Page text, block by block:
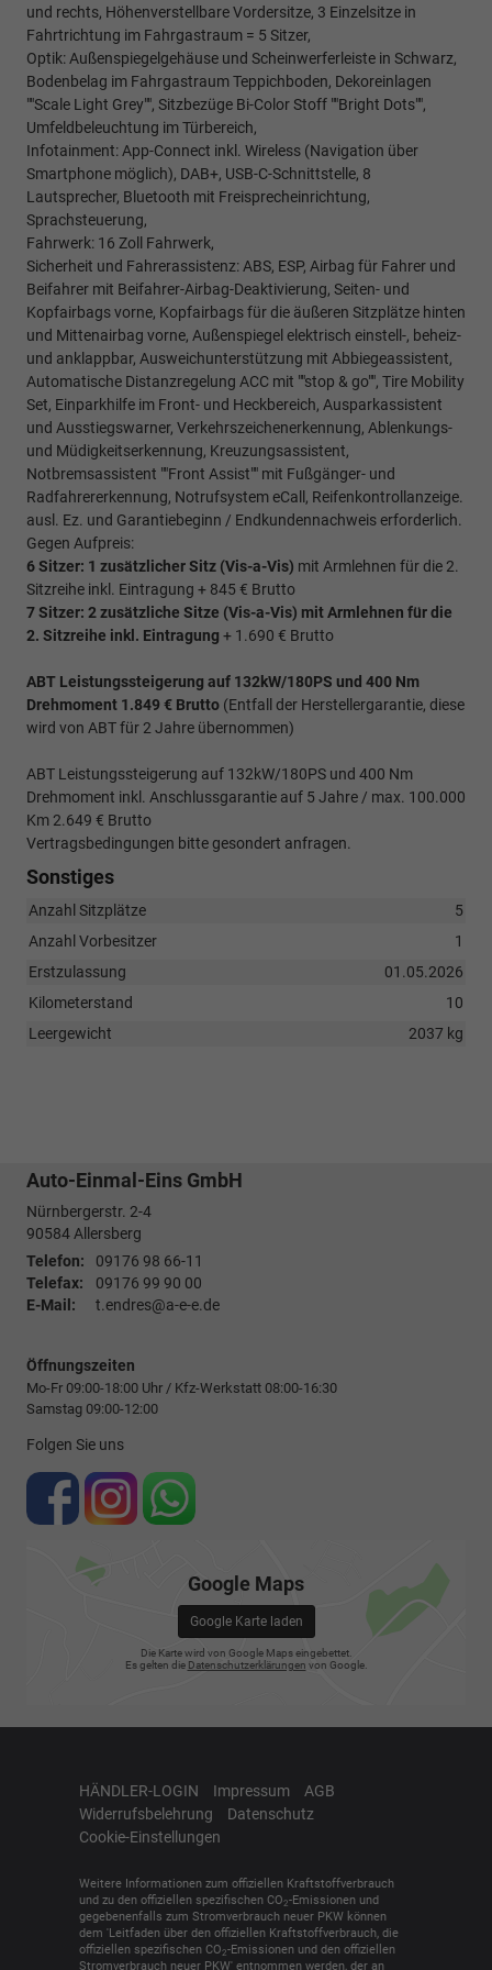
und rechts, Höhenverstellbare Vordersitze, 3 Einzelsitze in
Fahrtrichtung im Fahrgastraum = 5 Sitzer,
Optik: Außenspiegelgehäuse und Scheinwerferleiste in Schwarz,
Bodenbelag im Fahrgastraum Teppichboden, Dekoreinlagen
""Scale Light Grey"", Sitzbezüge Bi-Color Stoff ""Bright Dots"",
Umfeldbeleuchtung im Türbereich,
Infotainment: App-Connect inkl. Wireless (Navigation über
Smartphone möglich), DAB+, USB-C-Schnittstelle, 8
Lautsprecher, Bluetooth mit Freisprecheinrichtung,
Sprachsteuerung,
Fahrwerk: 16 Zoll Fahrwerk,
Sicherheit und Fahrerassistenz: ABS, ESP, Airbag für Fahrer und
Beifahrer mit Beifahrer-Airbag-Deaktivierung, Seiten- und
Kopfairbags vorne, Kopfairbags für die äußeren Sitzplätze hinten
und Mittenairbag vorne, Außenspiegel elektrisch einstell-, beheiz-
und anklappbar, Ausweichunterstützung mit Abbiegeassistent,
Automatische Distanzregelung ACC mit ""stop & go"", Tire Mobility
Set, Einparkhilfe im Front- und Heckbereich, Ausparkassistent
und Ausstiegswarner, Verkehrszeichenerkennung, Ablenkungs-
und Müdigkeitserkennung, Kreuzungsassistent,
Notbremsassistent ""Front Assist"" mit Fußgänger- und
Radfahrererkennung, Notrufsystem eCall, Reifenkontrollanzeige.
ausl. Ez. und Garantiebeginn / Endkundennachweis erforderlich.
Gegen Aufpreis:
6 Sitzer: 1 zusätzlicher Sitz (Vis-a-Vis) mit Armlehnen für die 2.
Sitzreihe inkl. Eintragung + 845 € Brutto
7 Sitzer: 2 zusätzliche Sitze (Vis-a-Vis) mit Armlehnen für die
2. Sitzreihe inkl. Eintragung + 1.690 € Brutto
ABT Leistungssteigerung auf 132kW/180PS und 400 Nm
Drehmoment 1.849 € Brutto (Entfall der Herstellergarantie, diese
wird von ABT für 2 Jahre übernommen)
ABT Leistungssteigerung auf 132kW/180PS und 400 Nm
Drehmoment inkl. Anschlussgarantie auf 5 Jahre / max. 100.000
Km 2.649 € Brutto
Vertragsbedingungen bitte gesondert anfragen.
Sonstiges
Anzahl Sitzplätze
5
Anzahl Vorbesitzer
1
Erstzulassung
01.05.2026
Kilometerstand
10
Leergewicht
2037 kg
Auto-Einmal-Eins GmbH
Nürnbergerstr. 2-4
90584Allersberg
Telefon:
09176 98 66-11
Telefax:
09176 99 90 00
E-Mail:
t.endres@a-e-e.de
Öffnungszeiten
Mo-Fr 09:00-18:00 Uhr / Kfz-Werkstatt 08:00-16:30
Samstag 09:00-12:00
Folgen Sie uns
Google Maps
Google Karte laden
Die Karte wird von Google Maps eingebettet.
Es gelten die Datenschutzerklärungen von Google.
HÄNDLER-LOGIN Impressum
AGB
Widerrufsbelehrung
Datenschutz
Cookie-Einstellungen
Weitere Informationen zum offiziellen Kraftstoffverbrauch
und zu den offiziellen spezifischen CO2-Emissionen und
gegebenenfalls zum Stromverbrauch neuer PKW können
dem 'Leitfaden über den offiziellen Kraftstoffverbrauch, die
offiziellen spezifischen CO2-Emissionen und den offiziellen
Stromverbrauch neuer PKW' entnommen werden, der an